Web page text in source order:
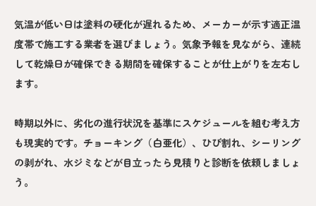
気温が低い日は塗料の硬化が遅れるため、メーカーが示す適正温
度帯で施工する業者を選びましょう。気象予報を見ながら、連続
して乾燥日が確保できる期間を確保することが仕上がりを左右し
ます。
時期以外に、劣化の進行状況を基準にスケジュールを組む考え方
も現実的です。チョーキング（白亜化）、ひび割れ、シーリング
の剥がれ、水ジミなどが目立ったら見積りと診断を依頼しましょ
う。